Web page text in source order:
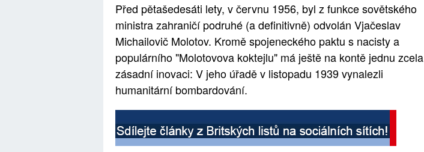
Před pětašedesáti lety, v červnu 1956, byl z funkce sovětského
ministra zahraničí podruhé (a definitivně) odvolán Vjačeslav
Michailovič Molotov. Kromě spojeneckého paktu s nacisty a
populárního "Molotovova koktejlu" má ještě na kontě jednu zcela
zásadní inovaci: V jeho úřadě v listopadu 1939 vynalezli
humanitární bombardování.